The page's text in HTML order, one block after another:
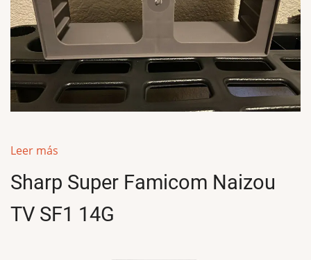
Leer más
Sharp Super Famicom Naizou
TV SF1 14G